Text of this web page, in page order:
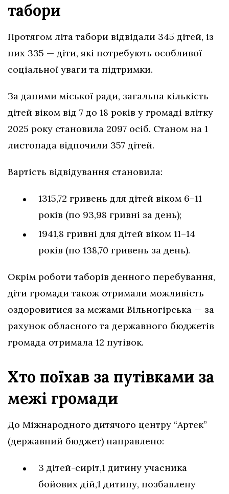
табори
Протягом літа табори відвідали 345 дітей, із
них 335 — діти, які потребують особливої
соціальної уваги та підтримки.
За даними міської ради, загальна кількість
дітей віком від 7 до 18 років у громаді влітку
2025 року становила 2097 осіб. Станом на 1
листопада відпочили 357 дітей.
Вартість відвідування становила:
1315,72 гривень для дітей віком 6–11
років (по 93,98 гривні за день);
1941,8 гривні для дітей віком 11–14
років (по 138,70 гривень за день).
Окрім роботи таборів денного перебування,
діти громади також отримали можливість
оздоровитися за межами Вільногірська — за
рахунок обласного та державного бюджетів
громада отримала 12 путівок.
Хто поїхав за путівками за
межі громади
До Міжнародного дитячого центру “Артек”
(державний бюджет) направлено:
3 дітей-сиріт,1 дитину учасника
бойових дій,1 дитину, позбавлену